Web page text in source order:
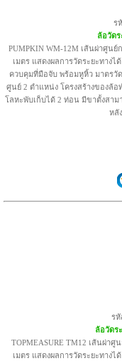
ร
ล้อวัดร
PUMPKIN WM-12M เส้นผ่าศูนย์
เมตร แสดงผลการวัดระยะทางไ
ควบคุมที่มือจับ พร้อมหูหิ้ว มาตรวั
ศูนย์ 2 ตำแหน่ง โครงสร้างของล้
โลหะพับเก็บได้ 2 ท่อน มีขาตั้งสาม
หลั
รหั
ล้อวัดร
TOPMEASURE TM12 เส้นผ่าศู
เมตร แสดงผลการวัดระยะทางไ